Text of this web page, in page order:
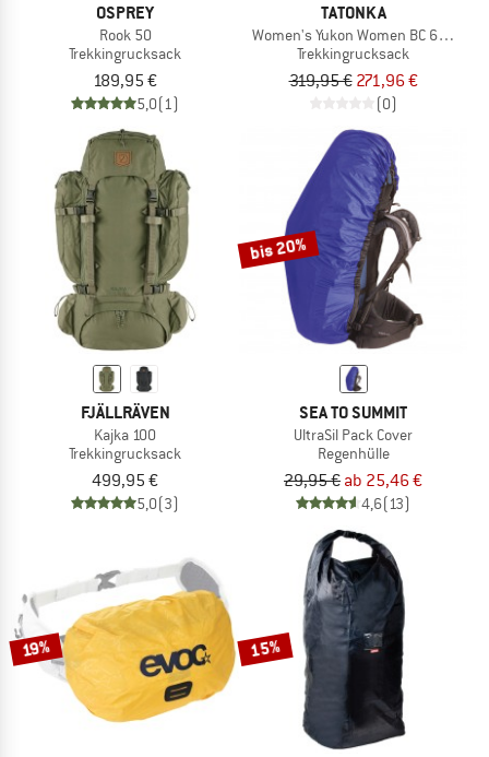
OSPREY
Rook 50
Trekkingrucksack
189,95 €
5,0(1)
TATONKA
Women's Yukon Women BC 60+10
Trekkingrucksack
319,95 € 271,96 €
(0)
FJÄLLRÄVEN
Kajka 100
Trekkingrucksack
499,95 €
5,0(3)
bis 20%
SEA TO SUMMIT
UltraSil Pack Cover
Regenhülle
29,95 € ab 25,46 €
4,6(13)
19% 15%